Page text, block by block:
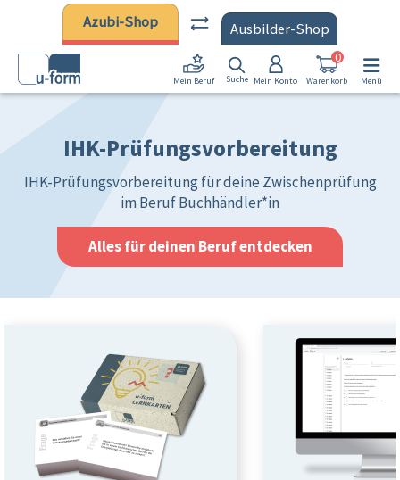
Zum Hauptinhalt springen
Azubi-Shop Ausbilder-Shop
Mein Beruf Suche Mein Konto Warenkorb
0
Menü
IHK-Prüfungsvorbereitung
IHK-Prüfungsvorbereitung für deine Zwischenprüfung
im Beruf Buchhändler*in
Alles für deinen Beruf entdecken